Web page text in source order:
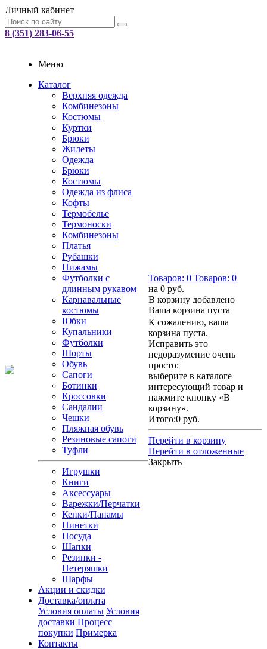
Личный кабинет
8 (351) 283-06-55
Меню
Каталог
Верхняя одежда
Комбинезоны
Костюмы
Куртки
Брюки
Жилеты
Одежда
Брюки
Костюмы
Одежда из флиса
Кофты
Термобелье
Термоноски
Комбинезоны
Платья
Рубашки
Пижамы
Футболки с
длинным рукавом
Карнавальные
костюмы
Юбки
Купальники
Футболки
Шорты
Обувь
Сапоги
Ботинки
Кроссовки
Сандалии
Чешки
Пляжная обувь
Резиновые сапоги
Туфли
Игрушки
Книги
Аксессуары
Варежки/Перчатки
Кепки/Панамы
Пинетки
Посуда
Шапки
Резинки -
Нетеряшки
Шарфы
Акции и скидки
Доставка/оплата
Условия оплаты Условия
доставки Процесс
покупки Примерка
Контакты
Товаров: 0 Товаров: 0
на 0 руб.
В корзину добавлено
Ваша корзина пуста
К сожалению, ваша
корзина пуста.
Исправить это
недоразумение очень
просто:
выберите в каталоге
интересующий товар и
нажмите кнопку «В
корзину».
Итого:0 руб.
Перейти в корзину
Перейти в отложенные
Закрыть